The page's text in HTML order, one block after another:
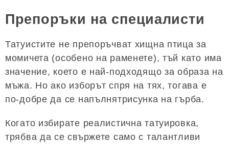
Препоръки на специалисти
Татуистите не препоръчват хищна птица за
момичета (особено на раменете), тъй като има
значение, което е най-подходящо за образа на
мъжа. Но ако изборът спря на тях, тогава е
по-добре да се напълнятрисунка на гърба.
Когато избирате реалистична татуировка,
трябва да се свържете само с талантливи